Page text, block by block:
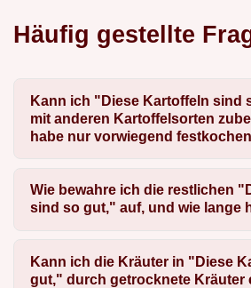
Häufig gestellte
Kann ich "Diese Kartoffeln sind
mit anderen Kartoffelsorten
habe nur vorwiegend
Wie bewahre ich die restlichen
sind so gut," auf, und wie lange
Kann ich die Kräuter in "Diese
gut," durch getrocknete Kräuter